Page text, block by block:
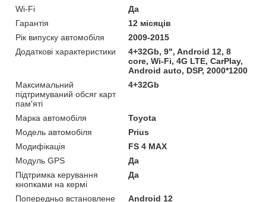
Wi-Fi
Да
Гарантія
12 місяців
Рік випуску автомобіля
2009-2015
Додаткові характеристики
4+32Gb, 9", Android 12, 8
core, Wi-Fi, 4G LTE, CarPlay,
Android auto, DSP, 2000*1200
Максимальний
підтримуваний обсяг карт
пам'яті
4+32Gb
Марка автомобіля
Toyota
Модель автомобіля
Prius
Модифікація
FS 4 MAX
Модуль GPS
Да
Підтримка керування
кнопками на кермі
Да
Попередньо встановлене Android 12